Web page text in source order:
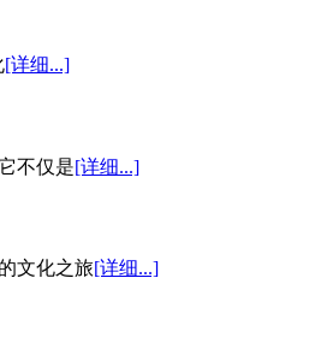
[详细...]
不仅是[详细...]
文化之旅[详细...]